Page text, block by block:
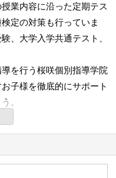
業内容に沿った定期テス
定の対策も行っていま
、大学入学共通テスト、
を行う桜咲個別指導学院
子様を徹底的にサポート
。